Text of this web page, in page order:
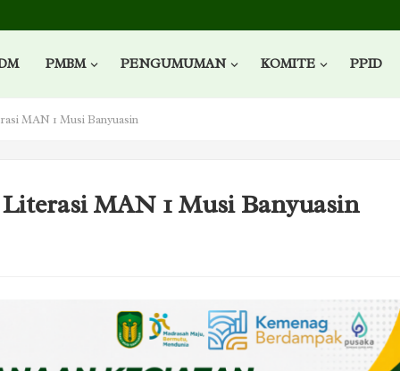
PMBM PENGUMUMAN KOMITE PPID
MAN 1 Musi Banyuasin
MAN 1 Musi Banyuasin